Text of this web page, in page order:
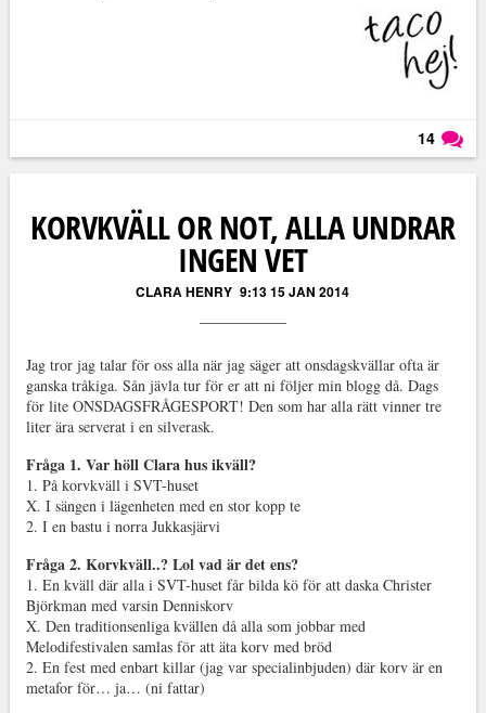
14
KORVKVÄLL OR NOT, ALLA UNDRAR
INGEN VET
CLARA HENRY 9:13 15 JAN 2014
Jag tror jag talar för oss alla när jag säger att onsdagskvällar ofta är
ganska tråkiga. Sån jävla tur för er att ni följer min blogg då. Dags
för lite ONSDAGSFRÅGESPORT! Den som har alla rätt vinner tre
liter ära serverat i en silverask.
Fråga 1. Var höll Clara hus ikväll?
1. På korvkväll i SVT-huset
X. I sängen i lägenheten med en stor kopp te
2. I en bastu i norra Jukkasjärvi
Fråga 2. Korvkväll..? Lol vad är det ens?
1. En kväll där alla i SVT-huset får bilda kö för att daska Christer
Björkman med varsin Denniskorv
X. Den traditionsenliga kvällen då alla som jobbar med
Melodifestivalen samlas för att äta korv med bröd
2. En fest med enbart killar (jag var specialinbjuden) där korv är en
metafor för… ja… (ni fattar)